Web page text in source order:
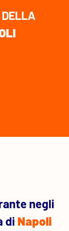
negli
di Napoli